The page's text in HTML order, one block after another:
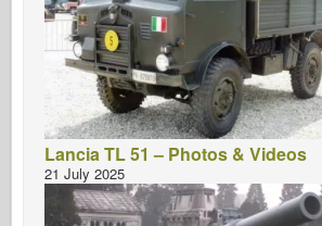
Lancia TL 51 – Photos & Videos
21 July 2025